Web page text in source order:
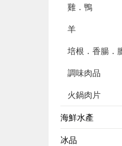
雞．鴨
羊
培根．香腸．
調味肉品
火鍋肉片
海鮮水產
冰品